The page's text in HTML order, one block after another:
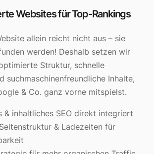
Websites für Top-Rankings
allein reicht nicht aus – sie
werden! Deshalb setzen wir
Struktur, schnelle
suchmaschinenfreundliche Inhalte,
& Co. ganz vorne mitspielst.
& inhaltliches SEO direkt integriert
& Ladezeiten für